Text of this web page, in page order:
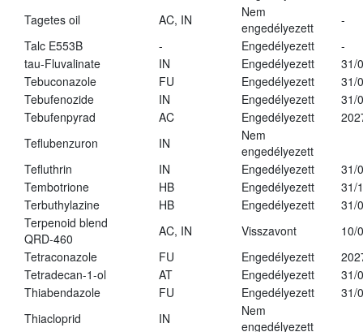
Tagetes oil
AC, IN
Nem
engedélyezett
-
Talc E553B
- Engedélyezett
-
tau-Fluvalinate
IN Engedélyezett
31/
Tebuconazole
FU Engedélyezett
31/
Tebufenozide
IN Engedélyezett
31/
Tebufenpyrad
AC Engedélyezett
Teflubenzuron
IN
Nem
engedélyezett
Tefluthrin
IN Engedélyezett
31/
Tembotrione
HB Engedélyezett
31/
Terbuthylazine
HB Engedélyezett
31/
Terpenoid blend
QRD-460
AC, IN Visszavont
10/
Tetraconazole
FU Engedélyezett
Tetradecan-1-ol
AT Engedélyezett
31/
Thiabendazole
FU Engedélyezett
31/
Thiacloprid
IN
Nem
engedélyezett